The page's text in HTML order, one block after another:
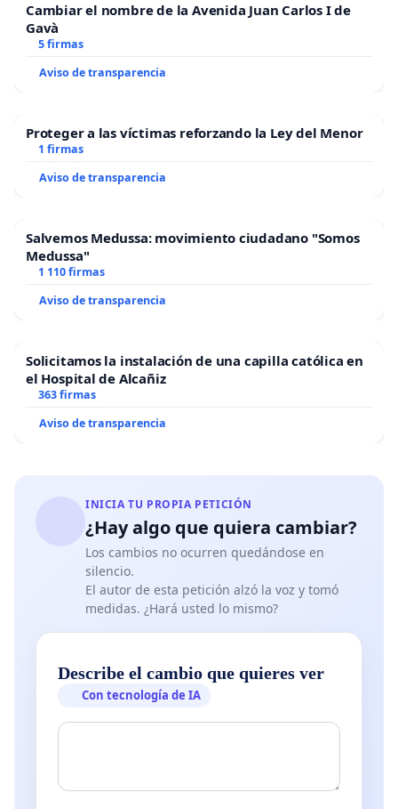
Cambiar el nombre de la Avenida Juan Carlos I de
Gavà
5 firmas
Aviso de transparencia
Proteger a las víctimas reforzando la Ley del Menor
1 firmas
Aviso de transparencia
Salvemos Medussa: movimiento ciudadano "Somos
Medussa"
1 110 firmas
Aviso de transparencia
Solicitamos la instalación de una capilla católica en
el Hospital de Alcañiz
363 firmas
Aviso de transparencia
INICIA TU PROPIA PETICIÓN
¿Hay algo que quiera cambiar?
Los cambios no ocurren quedándose en
silencio.
El autor de esta petición alzó la voz y tomó
medidas. ¿Hará usted lo mismo?
Describe el cambio que quieres ver
Con tecnología de IA